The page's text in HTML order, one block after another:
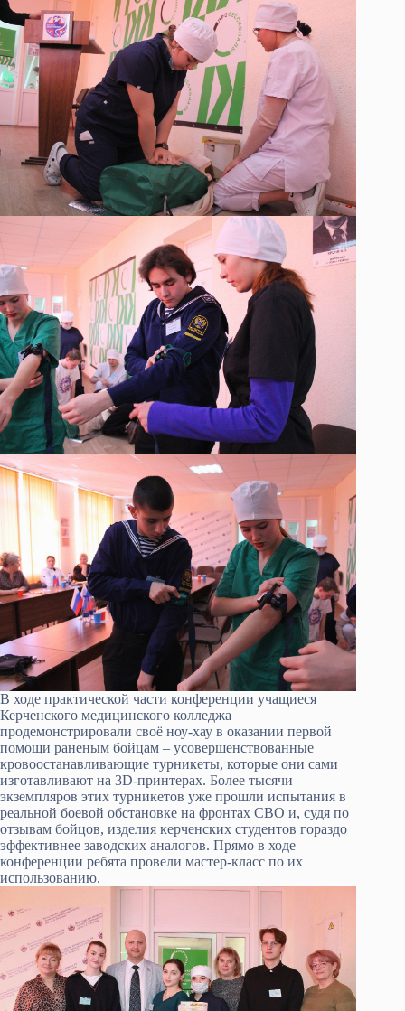
В ходе практической части конференции учащиеся
Керченского медицинского колледжа
продемонстрировали своё ноу-хау в оказании первой
помощи раненым бойцам – усовершенствованные
кровоостанавливающие турникеты, которые они сами
изготавливают на 3D-принтерах. Более тысячи
экземпляров этих турникетов уже прошли испытания в
реальной боевой обстановке на фронтах СВО и, судя по
отзывам бойцов, изделия керченских студентов гораздо
эффективнее заводских аналогов. Прямо в ходе
конференции ребята провели мастер-класс по их
использованию.